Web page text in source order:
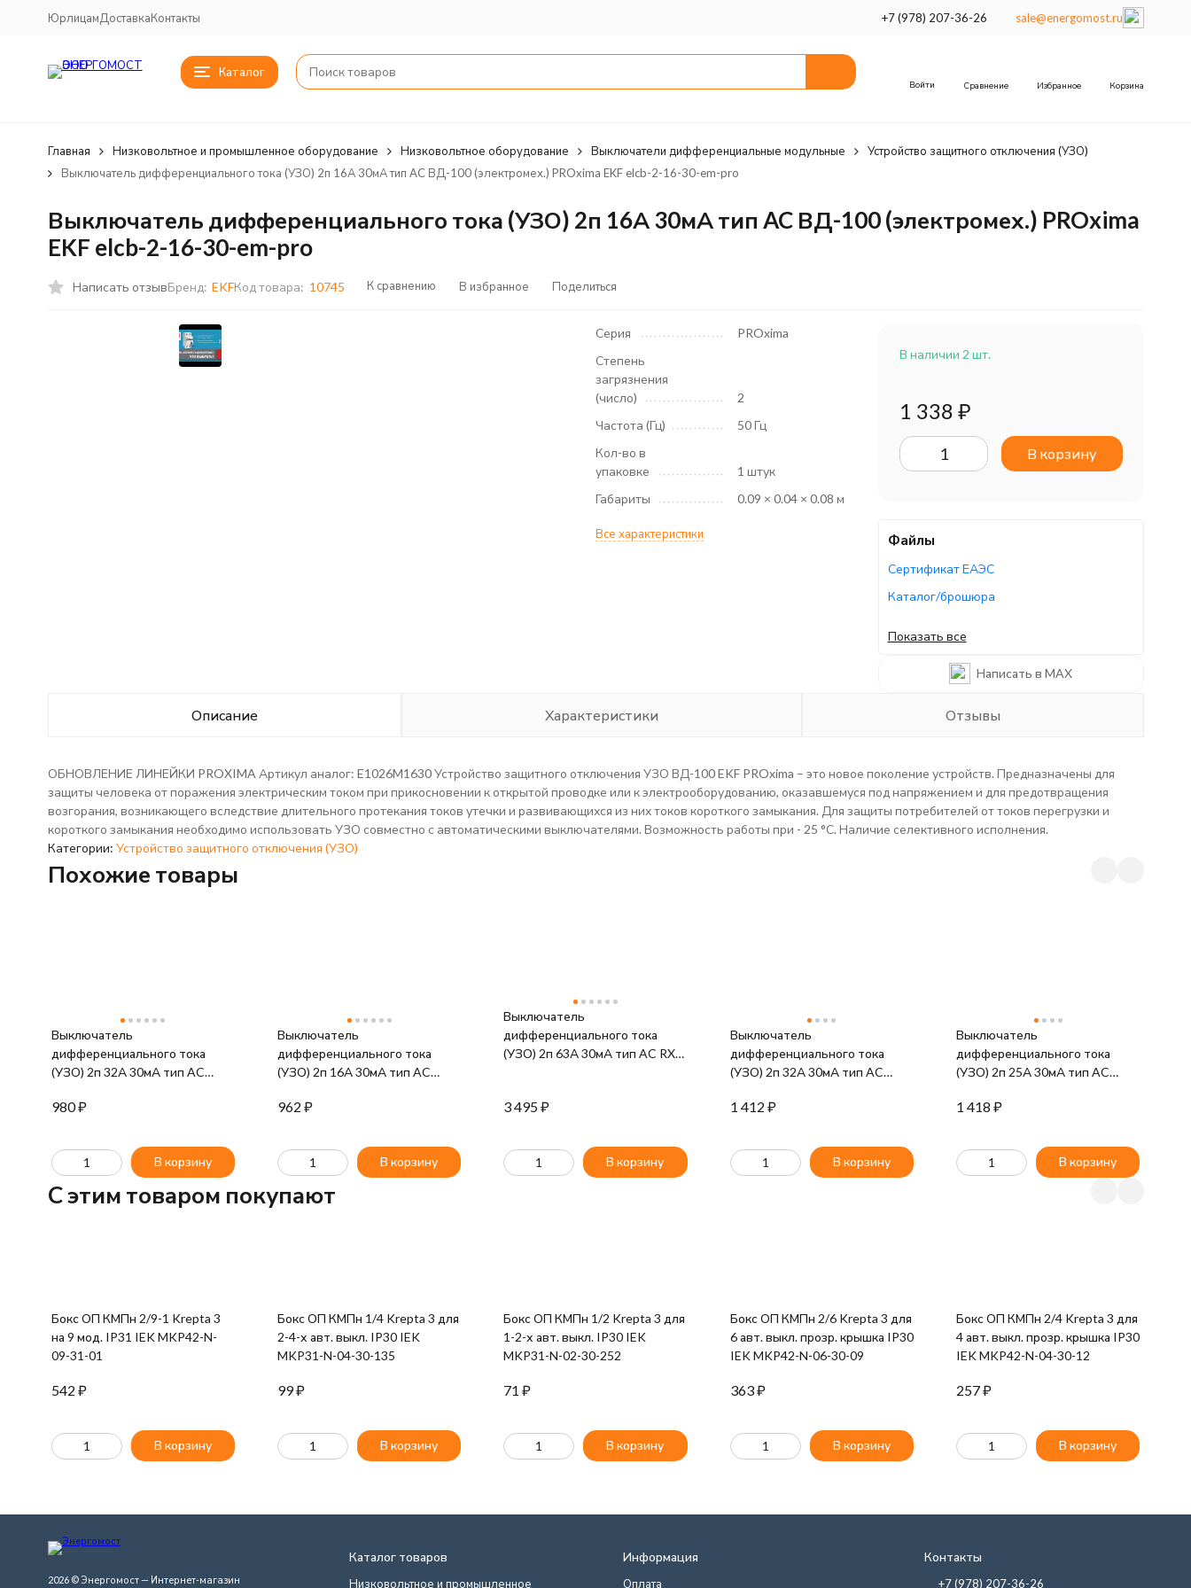
ЮрлицамДоставкаКонтакты +7 (978) 207-36-26 sale@energomost.ru
Каталог
Войти Сравнение Избранное Корзина
Главная Низковольтное и промышленное оборудование Низковольтное оборудование Выключатели дифференциальные модульные
Устройство защитного отключения (УЗО)
Выключатель дифференциального тока (УЗО) 2п 16А 30мА тип AC ВД-100 (электромех.) PROxima EKF elcb-2-16-30-em-pro
Выключатель дифференциального тока (УЗО) 2п 16А 30мА тип AC ВД-100 (электромех.) PROxima
EKF elcb-2-16-30-em-pro
Написать отзывБренд: EKFКод товара: 10745 К сравнению В избранное Поделиться
Серия
PROxima
Степень
загрязнения
(число)
2
Частота (Гц)
50 Гц
Кол-во в
упаковке
1 штук
Габариты
0.09 × 0.04 × 0.08 м
Все характеристики
В наличии 2 шт.
1 338 ₽
В корзину
Файлы
Сертификат ЕАЭС
Каталог/брошюра
Показать все
Написать в MAX
Описание Характеристики Отзывы
ОБНОВЛЕНИЕ ЛИНЕЙКИ PROXIMA Артикул аналог: E1026M1630 Устройство защитного отключения УЗО ВД-100 EKF PROxima – это новое поколение устройств. Предназначены для
защиты человека от поражения электрическим током при прикосновении к открытой проводке или к электрооборудованию, оказавшемуся под напряжением и для предотвращения
возгорания, возникающего вследствие длительного протекания токов утечки и развивающихся из них токов короткого замыкания. Для защиты потребителей от токов перегрузки и
короткого замыкания необходимо использовать УЗО совместно с автоматическими выключателями. Возможность работы при - 25 °С. Наличие селективного исполнения.
Категории: Устройство защитного отключения (УЗО)
Похожие товары
Выключатель
дифференциального тока
(УЗО) 2п 32А 30мА тип AC
2-032-030
980₽
В корзину
Выключатель
дифференциального тока
(УЗО) 2п 16А 30мА тип AC
2-016-030
962 ₽
В корзину
Выключатель
дифференциального тока
(УЗО) 2п 63А 30мА тип AC RX3
3 495₽
В корзину
Выключатель
дифференциального тока
(УЗО) 2п 32А 30мА тип AC
EKF elcb-2-32-30-em-pro
1 412 ₽
В корзину
Выключатель
дифференциального тока
(УЗО) 2п 25А 30мА тип AC
EKF elcb-2-25-30-em-pro
1 418 ₽
В корзину
C этим товаром покупают
Бокс ОП КМПн 2/9-1 Krepta 3
на 9 мод. IP31 IEK MKP42-N-
09-31-01
542 ₽
В корзину
Бокс ОП КМПн 1/4 Krepta 3 для
2-4-х авт. выкл. IP30 IEK
MKP31-N-04-30-135
99₽
В корзину
Бокс ОП КМПн 1/2 Krepta 3 для
1-2-х авт. выкл. IP30 IEK
MKP31-N-02-30-252
71 ₽
В корзину
Бокс ОП КМПн 2/6 Krepta 3 для
6 авт. выкл. прозр. крышка IP30
IEK MKP42-N-06-30-09
363₽
В корзину
Бокс ОП КМПн 2/4 Krepta 3 для
4 авт. выкл. прозр. крышка IP30
IEK MKP42-N-04-30-12
257₽
В корзину
2026 © Энергомост — Интернет-магазин
Каталог товаров
Низковольтное и промышленное
Информация
Оплата
Контакты
+7 (978) 207-36-26